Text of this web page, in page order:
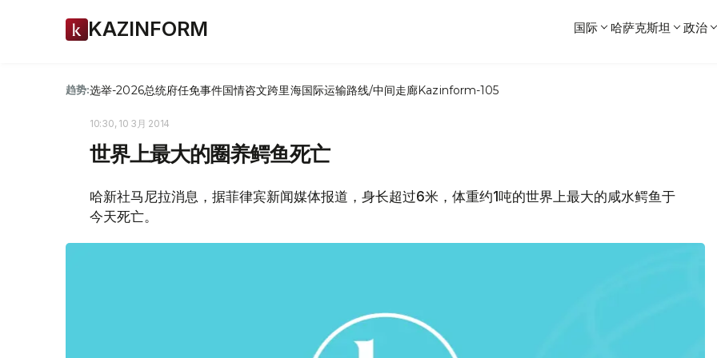
KAZINFORM 国际 哈萨克斯坦 政治
趋势:选举-2026总统府任免事件国情咨文跨里海国际运输路线/中间走廊Kazinform-105
10:30, 10 3月 2014
世界上最大的圈养鳄鱼死亡
哈新社马尼拉消息，据菲律宾新闻媒体报道，身长超过6米，体重约1吨的世界上最大的咸水鳄鱼于
今天死亡。